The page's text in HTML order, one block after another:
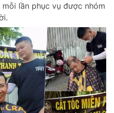
lần phục vụ được nhóm